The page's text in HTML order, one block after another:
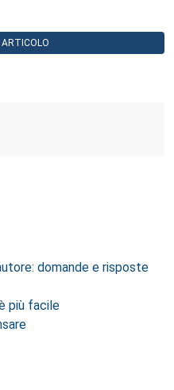
ARTICOLO
domande e risposte
più facile